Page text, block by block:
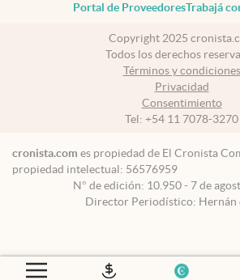
Portal de ProveedoresTrabajá
Copyright 2025
Todos los derechos
Términos y condiciones
Privacidad
Consentimiento
Tel: +54 11 7078-3270
cronista.com es propiedad de El Cronista
propiedad intelectual: 56576959
N° de edición: 10.950 - 7 de
Director Periodístico: Hernán